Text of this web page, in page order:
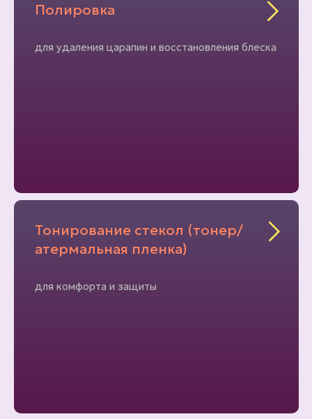
Полировка
для удаления царапин и восстановления блеска
Тонирование стекол (тонер/
атермальная пленка)
для комфорта и защиты